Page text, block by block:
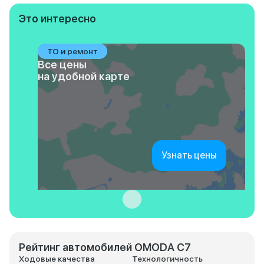
Это интересно
ТО и ремонт
Все цены
на удобной карте
Узнать цены
Рейтинг автомобилей OMODA C7
Ходовые качества Технологичность